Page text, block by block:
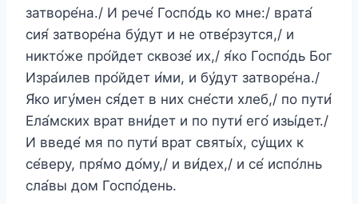
затворе́на./ И рече́ Госпо́дь ко мне:/ врата́
сия́ затворе́на бу́дут и не отве́рзутся,/ и
никто́же про́йдет сквозе́ их,/ я́ко Госпо́дь Бог
Изра́илев про́йдет и́ми, и бу́дут затворе́на./
Я́ко игу́мен ся́дет в них сне́сти хлеб,/ по пути́
Ела́мских врат вни́дет и по пути́ его́ изы́дет./
И введе́ мя по пути́ врат святы́х, су́щих к
се́веру, пря́мо до́му,/ и ви́дех,/ и се́ испо́лнь
сла́вы дом Госпо́день.